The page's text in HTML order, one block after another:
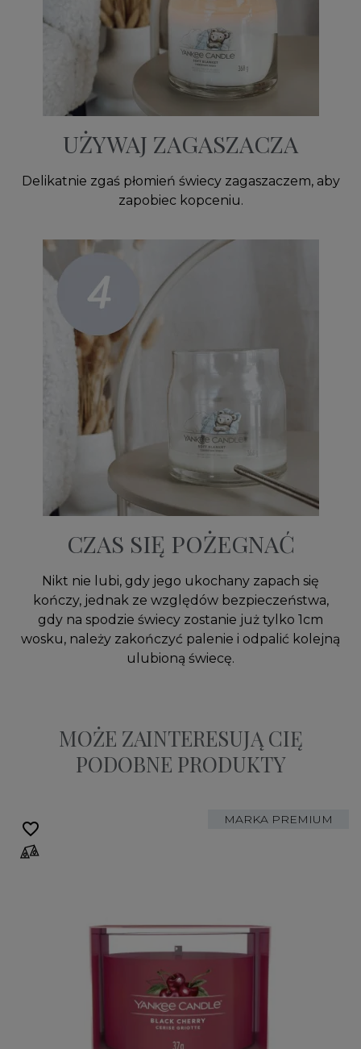
UŻYWAJ ZAGASZACZA
Delikatnie zgaś płomień świecy zagaszaczem, aby
zapobiec kopceniu.
CZAS SIĘ POŻEGNAĆ
Nikt nie lubi, gdy jego ukochany zapach się
kończy, jednak ze względów bezpieczeństwa,
gdy na spodzie świecy zostanie już tylko 1cm
wosku, należy zakończyć palenie i odpalić kolejną
ulubioną świecę.
MOŻE ZAINTERESUJĄ CIĘ
PODOBNE PRODUKTY
MARKA PREMIUM
favorite_border